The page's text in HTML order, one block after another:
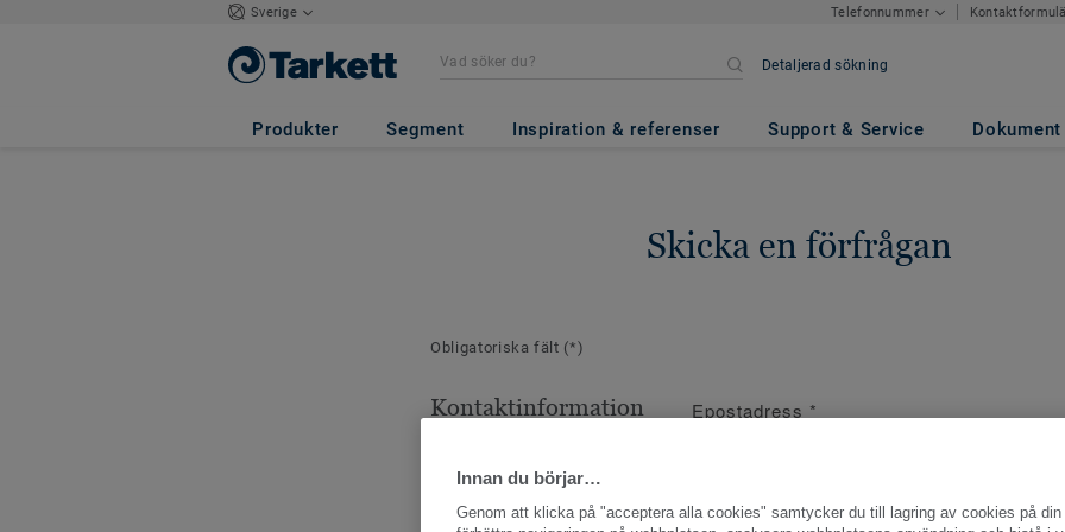
Sverige Telefonnummer
Detaljerad sökning
Produkter Segment Inspiration & referenser Support & Service Dokument
Skicka en förfrågan
Obligatoriska fält (*)
Kontaktinformation Epostadress *
Innan du börjar…
Genom att klicka på "acceptera alla cookies" samtycker du till lagring av cookies på